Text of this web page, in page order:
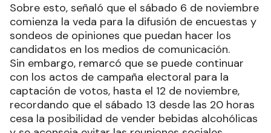
Sobre esto, señaló que el sábado 6 de noviembre
comienza la veda para la difusión de encuestas y
sondeos de opiniones que puedan hacer los
candidatos en los medios de comunicación.
Sin embargo, remarcó que se puede continuar
con los actos de campaña electoral para la
captación de votos, hasta el 12 de noviembre,
recordando que el sábado 13 desde las 20 horas
cesa la posibilidad de vender bebidas alcohólicas